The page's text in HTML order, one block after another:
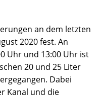
an dem letzten
2020 fest. An
Uhr und 13:00 Uhr ist
20 und 25 Liter
Dabei
Kanal und die